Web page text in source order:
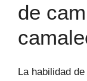
de
La habilidad